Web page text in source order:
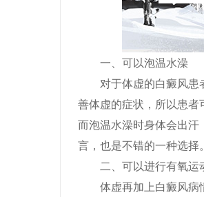
一、可以泡温水澡
对于体虚的白癜风患
善体虚的症状，所以患者
而泡温水澡时身体会出
言，也是不错的一种选择。
二、可以进行有氧运
体虚再加上白癜风病